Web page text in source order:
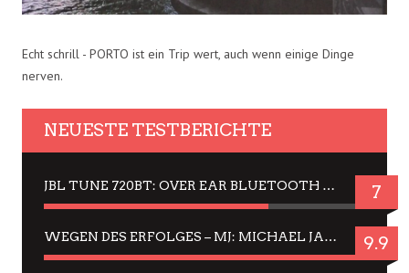
Echt schrill - PORTO ist ein Trip wert, auch wenn einige Dinge
nerven.
NEUESTE TESTBERICHTE
JBL TUNE 720BT: OVER EAR BLUETOOTH KOPFHÖRER UM DIE 50,-€ IM DAUER-TEST 7
WEGEN DES ERFOLGES – MJ: MICHAEL JACKSON MUSICAL IN EINER MATINEE SEHEN 9.9